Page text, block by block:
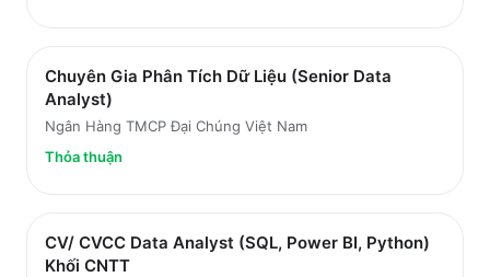
Chuyên Gia Phân Tích Dữ Liệu (Senior Data
Analyst)
Ngân Hàng TMCP Đại Chúng Việt Nam
Thỏa thuận
CV/ CVCC Data Analyst (SQL, Power BI, Python)
Khối CNTT